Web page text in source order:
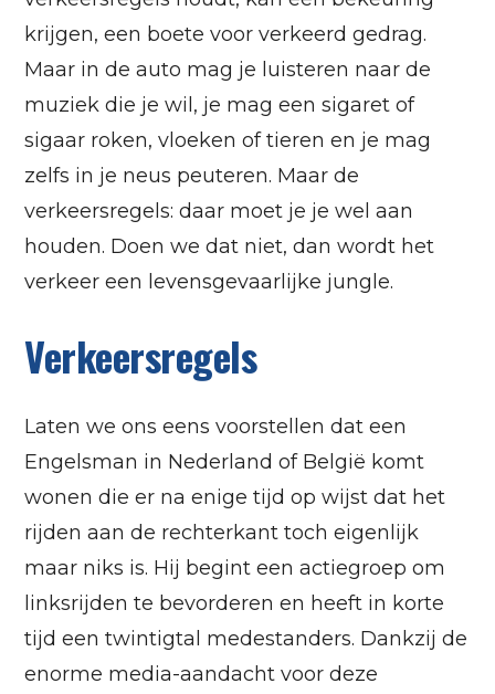
krijgen, een boete voor verkeerd gedrag.
Maar in de auto mag je luisteren naar de
muziek die je wil, je mag een sigaret of
sigaar roken, vloeken of tieren en je mag
zelfs in je neus peuteren. Maar de
verkeersregels: daar moet je je wel aan
houden. Doen we dat niet, dan wordt het
verkeer een levensgevaarlijke jungle.
Verkeersregels
Laten we ons eens voorstellen dat een
Engelsman in Nederland of België komt
wonen die er na enige tijd op wijst dat het
rijden aan de rechterkant toch eigenlijk
maar niks is. Hij begint een actiegroep om
linksrijden te bevorderen en heeft in korte
tijd een twintigtal medestanders. Dankzij de
enorme media-aandacht voor deze